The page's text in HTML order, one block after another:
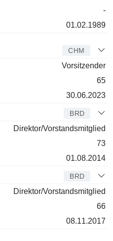
-
01.02.1989
CHM
Vorsitzender
65
30.06.2023
BRD
Direktor/Vorstandsmitglied
73
01.08.2014
BRD
Direktor/Vorstandsmitglied
66
08.11.2017